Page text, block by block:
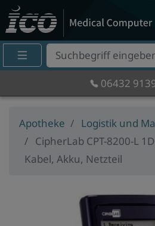
Suche
Eingabefeld
06432
Apotheke
Logistik und
CipherLab CPT-8200-L
Kabel, Akku, Netzteil